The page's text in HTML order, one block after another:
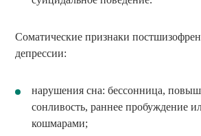
Соматические признаки
депрессии:
нарушения сна: бессонница,
сонливость, раннее пробуждение
кошмарами;